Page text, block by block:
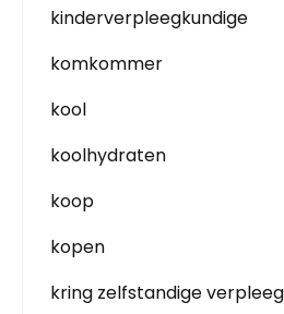
kinderverpleegkundige
komkommer
kool
koolhydraten
koop
kopen
kring zelfstandige